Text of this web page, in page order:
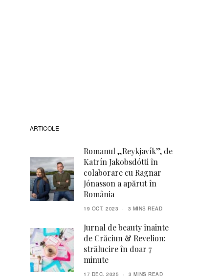
ARTICOLE
Romanul „Reykjavík”, de
Katrín Jakobsdótti în
colaborare cu Ragnar
Jónasson a apărut în
România
19 OCT. 2023 3 MINS READ
Jurnal de beauty înainte
de Crăciun & Revelion:
strălucire în doar 7
minute
17 DEC. 2025 3 MINS READ